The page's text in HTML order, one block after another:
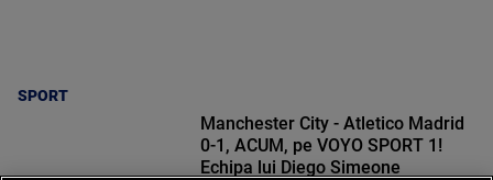
SPORT
Manchester City - Atletico Madrid
0-1, ACUM, pe VOYO SPORT 1!
Echipa lui Diego Simeone